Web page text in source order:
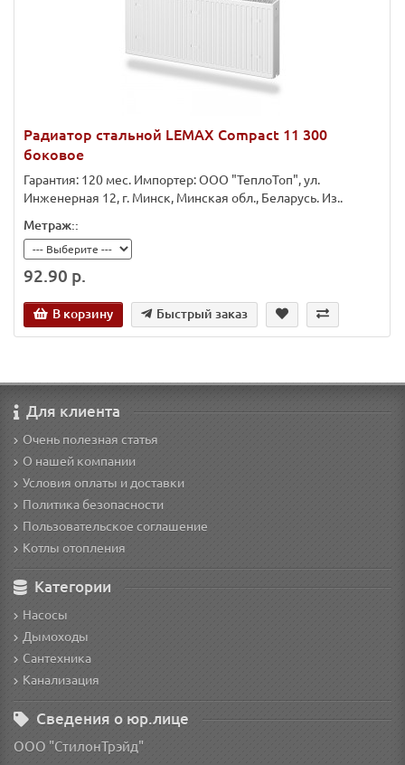
Радиатор стальной LEMAX Compact 11 300
боковое
Гарантия: 120 мес. Импортер: ООО "ТеплоТоп", ул.
Инженерная 12, г. Минск, Минская обл., Беларусь. Из..
Метраж::
92.90 р.
В корзину Быстрый заказ
Для клиента
Очень полезная статья
О нашей компании
Условия оплаты и доставки
Политика безопасности
Пользовательское соглашение
Котлы отопления
Категории
Насосы
Дымоходы
Сантехника
Канализация
Сведения о юр.лице
ООО "СтилонТрэйд"